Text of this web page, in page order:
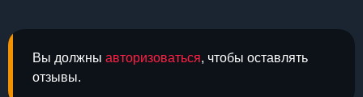
Вы должны авторизоваться, чтобы оставлять
отзывы.